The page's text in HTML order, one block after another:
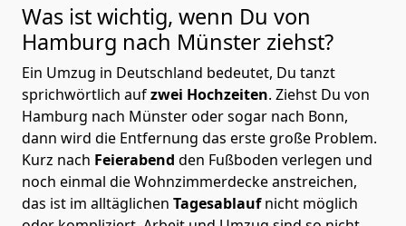
Was ist wichtig, wenn Du von
Hamburg nach Münster ziehst?
Ein Umzug in Deutschland bedeutet, Du tanzt
sprichwörtlich aufzwei Hochzeiten. Ziehst Du von
Hamburg nach Münster oder sogar nach Bonn,
dann wird die Entfernung das erste große Problem.
Kurz nach Feierabend den Fußboden verlegen und
noch einmal die Wohnzimmerdecke anstreichen,
das ist im alltäglichen Tagesablaufnicht möglich